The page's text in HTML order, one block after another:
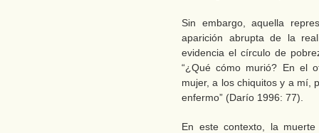
Sin embargo, aquella
aparición abrupta de la
evidencia el círculo de
“¿Qué cómo murió? En el
mujer, a los chiquitos y a mí,
enfermo” (Darío 1996: 77).
En este contexto, la